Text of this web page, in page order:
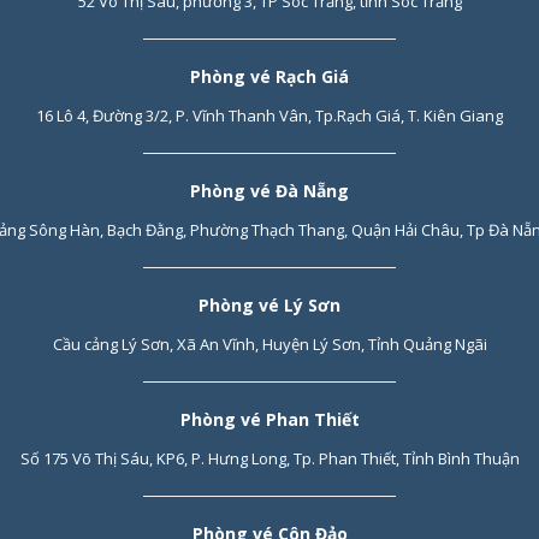
Phòng vé Rạch Giá
16 Lô 4, Đường 3/2, P. Vĩnh Thanh Vân, Tp.Rạch Giá, T. Kiên Giang
Phòng vé Đà Nẵng
Sông Hàn, Bạch Đằng, Phường Thạch Thang, Quận Hải Châu, Tp Đà
Phòng vé Lý Sơn
Cầu cảng Lý Sơn, Xã An Vĩnh, Huyện Lý Sơn, Tỉnh Quảng Ngãi
Phòng vé Phan Thiết
Số 175 Võ Thị Sáu, KP6, P. Hưng Long, Tp. Phan Thiết, Tỉnh Bình Thuận
Phòng vé Côn Đảo